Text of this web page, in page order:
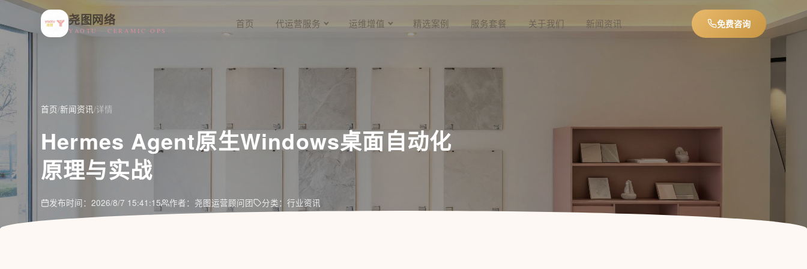
尧图网络
YAOTU · CERAMIC OPS
首页 代运营服务 运维增值 精选案例 服务套餐 关于我们 新闻资讯 免费咨询
首页/新闻资讯/详情
Hermes Agent原生Windows桌面自动化
原理与实战
发布时间：2026/8/7 15:41:15 作者：尧图运营顾问团 分类：行业资讯